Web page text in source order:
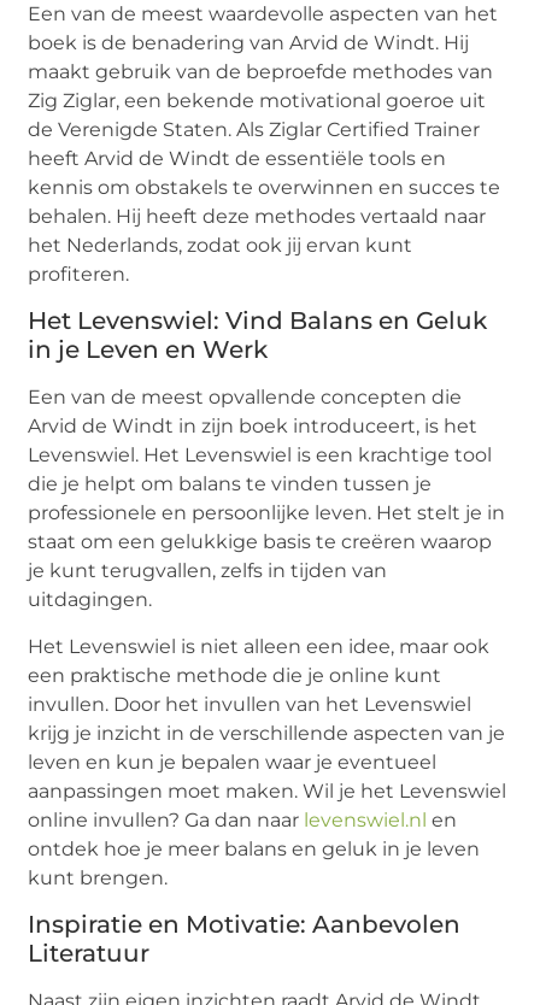
Een van de meest waardevolle aspecten van het
boek is de benadering van Arvid de Windt. Hij
maakt gebruik van de beproefde methodes van
Zig Ziglar, een bekende motivational goeroe uit
de Verenigde Staten. Als Ziglar Certified Trainer
heeft Arvid de Windt de essentiële tools en
kennis om obstakels te overwinnen en succes te
behalen. Hij heeft deze methodes vertaald naar
het Nederlands, zodat ook jij ervan kunt
profiteren.
Het Levenswiel: Vind Balans en Geluk
in je Leven en Werk
Een van de meest opvallende concepten die
Arvid de Windt in zijn boek introduceert, is het
Levenswiel. Het Levenswiel is een krachtige tool
die je helpt om balans te vinden tussen je
professionele en persoonlijke leven. Het stelt je in
staat om een gelukkige basis te creëren waarop
je kunt terugvallen, zelfs in tijden van
uitdagingen.
Het Levenswiel is niet alleen een idee, maar ook
een praktische methode die je online kunt
invullen. Door het invullen van het Levenswiel
krijg je inzicht in de verschillende aspecten van je
leven en kun je bepalen waar je eventueel
aanpassingen moet maken. Wil je het Levenswiel
online invullen? Ga dan naar levenswiel.nl en
ontdek hoe je meer balans en geluk in je leven
kunt brengen.
Inspiratie en Motivatie: Aanbevolen
Literatuur